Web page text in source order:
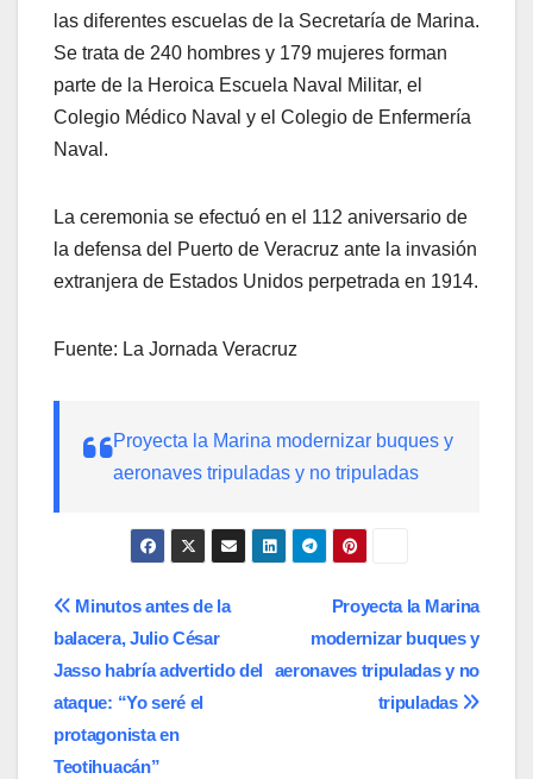
las diferentes escuelas de la Secretaría de Marina.
Se trata de 240 hombres y 179 mujeres forman
parte de la Heroica Escuela Naval Militar, el
Colegio Médico Naval y el Colegio de Enfermería
Naval.
La ceremonia se efectuó en el 112 aniversario de
la defensa del Puerto de Veracruz ante la invasión
extranjera de Estados Unidos perpetrada en 1914.
Fuente: La Jornada Veracruz
Proyecta la Marina modernizar buques y
aeronaves tripuladas y no tripuladas
Navegación
de
entradas
Proyecta la Marina
modernizar buques y
aeronaves tripuladas y no
tripuladas
Minutos antes de la
balacera, Julio César
Jasso habría advertido del
ataque: “Yo seré el
protagonista en
Teotihuacán”